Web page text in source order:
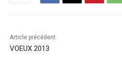
Article précédent
VOEUX 2013